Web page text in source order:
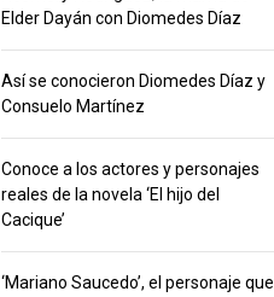
Elder Dayán con Diomedes Díaz
Así se conocieron Diomedes Díaz y
Consuelo Martínez
Conoce a los actores y personajes
reales de la novela ‘El hijo del
Cacique’
‘Mariano Saucedo’, el personaje que